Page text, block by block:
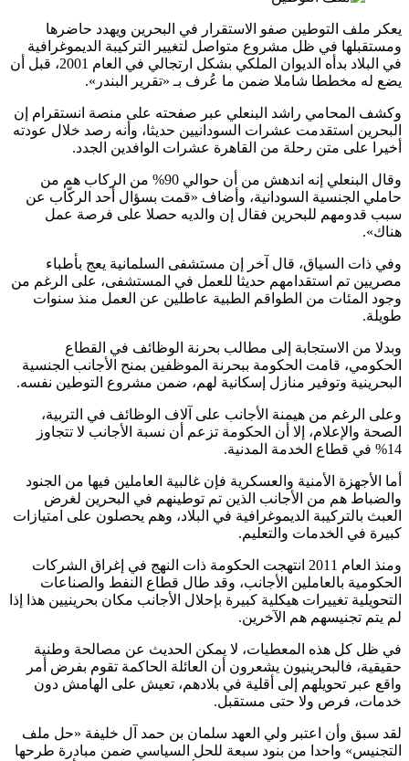
يعكر ملف التوطين صفو الاستقرار في البحرين ويهدد حاضرها
ومستقبلها في ظل مشروع متواصل لتغيير التركيبة الديموغرافية
في البلاد بدأه الديوان الملكي بشكل ارتجالي في العام 2001، قبل أن
يضع له مخططا شاملا ضمن ما عُرف بـ «تقرير البندر».
وكشف المحامي راشد البنعلي عبر صفحته على منصة انستقرام إن
البحرين استقدمت عشرات السودانيين حديثا، وأنه رصد خلال عودته
أخيرا على متن رحلة من القاهرة عشرات الوافدين الجدد.
وقال البنعلي إنه اندهش من أن حوالي 90% من الركاب هم من
حاملي الجنسية السودانية، وأضاف «قمت بسؤال أحد الركّاب عن
سبب قدومهم للبحرين فقال إن والديه حصلا على فرصة عمل
هناك».
وفي ذات السياق، قال آخر إن مستشفى السلمانية يعج بأطباء
مصريين تم استقدامهم حديثا للعمل في المستشفى، على الرغم من
وجود المئات من الطواقم الطبية عاطلين عن العمل منذ سنوات
طويلة.
وبدلا من الاستجابة إلى مطالب بحرنة الوظائف في القطاع
الحكومي، قامت الحكومة ببحرنة الموظفين بمنح الأجانب الجنسية
البحرينية وتوفير منازل إسكانية لهم، ضمن مشروع التوطين نفسه.
وعلى الرغم من هيمنة الأجانب على آلاف الوظائف في التربية،
الصحة والإعلام، إلا أن الحكومة تزعم أن نسبة الأجانب لا تتجاوز
14% في قطاع الخدمة المدنية.
أما الأجهزة الأمنية والعسكرية فإن غالبية العاملين فيها من الجنود
والضباط هم من الأجانب الذين تم توطينهم في البحرين لغرض
العبث بالتركيبة الديموغرافية في البلاد، وهم يحصلون على امتيازات
كبيرة في الخدمات والتعليم.
ومنذ العام 2011 انتهجت الحكومة ذات النهج في إغراق الشركات
الحكومية بالعاملين الأجانب، وقد طال قطاع النفط والصناعات
التحويلية تغييرات هيكلية كبيرة بإحلال الأجانب مكان بحرينيين هذا إذا
لم يتم تجنيسهم هم الآخرين.
في ظل كل هذه المعطيات، لا يمكن الحديث عن مصالحة وطنية
حقيقية، فالبحرينيون يشعرون أن العائلة الحاكمة تقوم بفرض أمر
واقع عبر تحويلهم إلى أقلية في بلادهم، تعيش على الهامش دون
خدمات، فرص ولا حتى مستقبل.
لقد سبق وأن اعتبر ولي العهد سلمان بن حمد آل خليفة «حل ملف
التجنيس» واحدا من بنود سبعة للحل السياسي ضمن مبادرة طرحها